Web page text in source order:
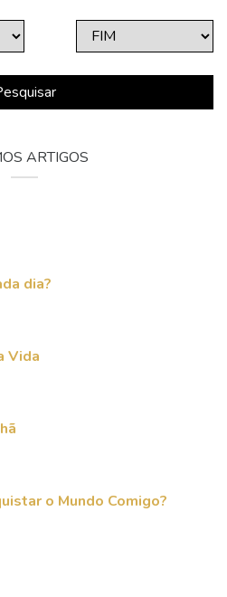
ARTIGOS
dia?
Vida
o Mundo Comigo?